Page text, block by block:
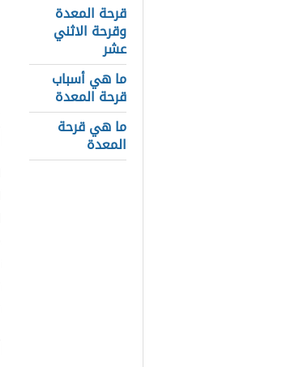
قرحة المعدة
وقرحة الاثني
عشر
ما هي أسباب
قرحة المعدة
ما هي قرحة
المعدة